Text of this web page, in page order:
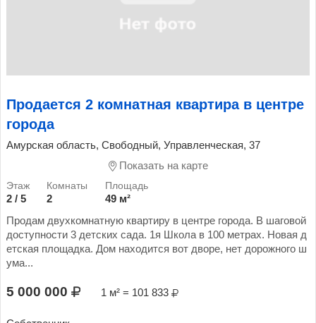
Продается 2 комнатная квартира в центре
города
Амурская область, Свободный, Управленческая, 37
Показать на карте
2 / 5 2
49 м²
Продам двухкомнатную квартиру в центре города. В шаговой
доступности 3 детских сада. 1я Школа в 100 метрах. Новая д
етская площадка. Дом находится вот дворе, нет дорожного ш
ума...
5 000 000 1 м² = 101 833